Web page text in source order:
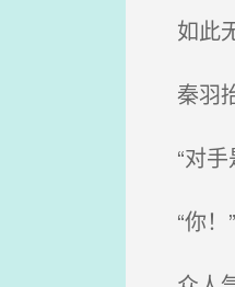
如此
秦羽
“对手
“你！”